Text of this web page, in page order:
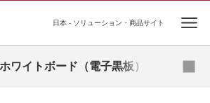
日本 - ソリューション・商品サイト
ワイトボード（電子黒板）